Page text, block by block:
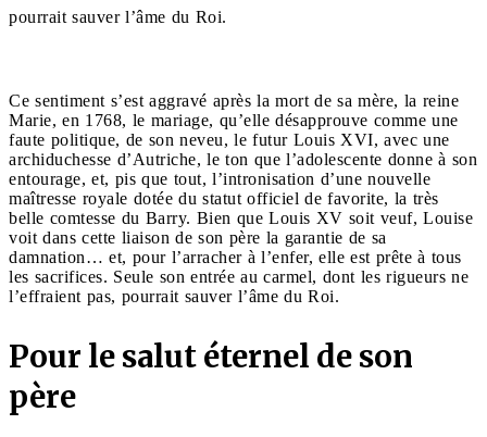
pourrait sauver l’âme du Roi.
Ce sentiment s’est aggravé après la mort de sa mère, la reine
Marie, en 1768, le mariage, qu’elle désapprouve comme une
faute politique, de son neveu, le futur Louis XVI, avec une
archiduchesse d’Autriche, le ton que l’adolescente donne à son
entourage, et, pis que tout, l’intronisation d’une nouvelle
maîtresse royale dotée du statut officiel de favorite, la très
belle comtesse du Barry. Bien que Louis XV soit veuf, Louise
voit dans cette liaison de son père la garantie de sa
damnation… et, pour l’arracher à l’enfer, elle est prête à tous
les sacrifices. Seule son entrée au carmel, dont les rigueurs ne
l’effraient pas, pourrait sauver l’âme du Roi.
Pour le salut éternel de son
père